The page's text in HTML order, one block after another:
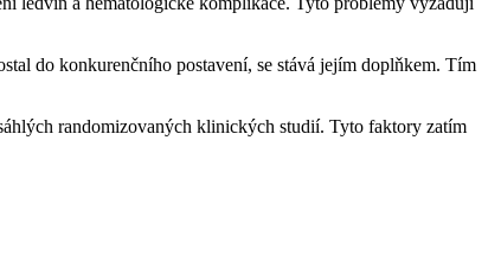
do konkurenčního postavení, se stává jejím doplňkem. Tím
randomizovaných klinických studií. Tyto faktory zatím